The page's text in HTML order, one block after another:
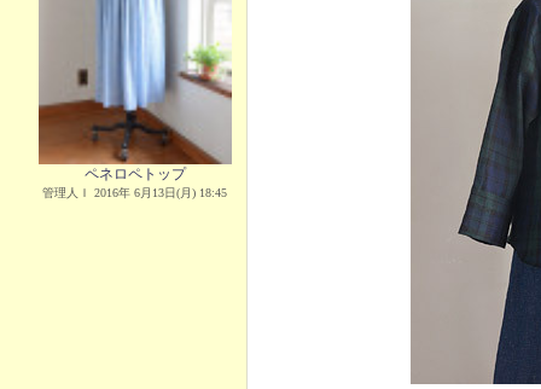
ペネロペトップ
管理人Ｉ 2016年 6月13日(月) 18:45